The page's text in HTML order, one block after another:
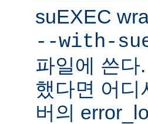
suEXEC
--with-
파일에 쓴다
했다면 어디
버의